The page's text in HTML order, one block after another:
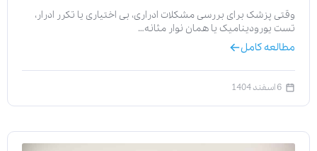
وقتی پزشک برای بررسی مشکلات ادراری، بی اختیاری یا تکرر ادرار،
تست یورودینامیک یا همان نوار مثانه…
مطالعه کامل
6 اسفند 1404